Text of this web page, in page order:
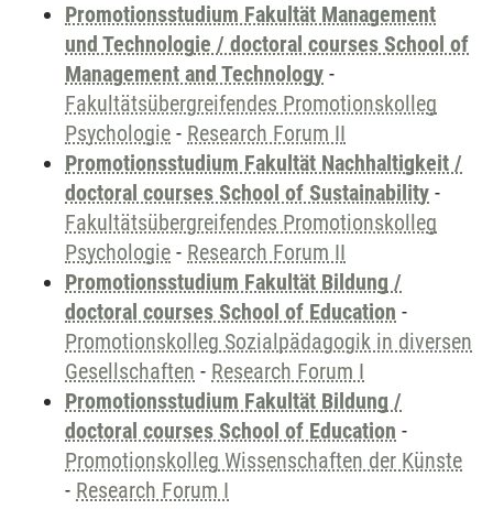
Promotionsstudium Fakultät Management
und Technologie / doctoral courses School of
Management and Technology -
Fakultätsübergreifendes Promotionskolleg
Psychologie - Research Forum II
Promotionsstudium Fakultät Nachhaltigkeit /
doctoral courses School of Sustainability -
Fakultätsübergreifendes Promotionskolleg
Psychologie - Research Forum II
Promotionsstudium Fakultät Bildung /
doctoral courses School of Education -
Promotionskolleg Sozialpädagogik in diversen
Gesellschaften - Research Forum I
Promotionsstudium Fakultät Bildung /
doctoral courses School of Education -
Promotionskolleg Wissenschaften der Künste
- Research Forum I